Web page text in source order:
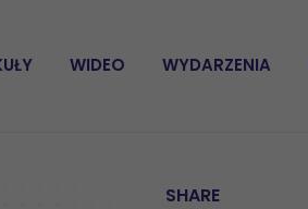
WIDEO WYDARZENIA
SHARE